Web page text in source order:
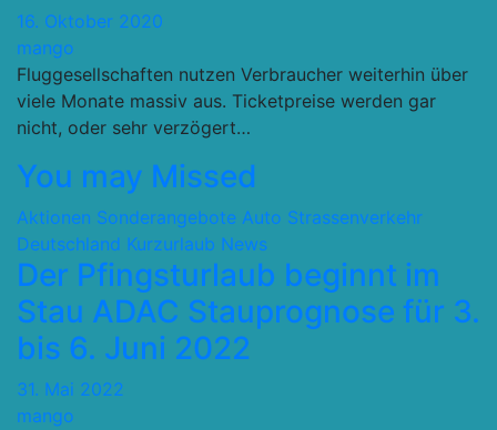
16. Oktober 2020
mango
Fluggesellschaften nutzen Verbraucher weiterhin über
viele Monate massiv aus. Ticketpreise werden gar
nicht, oder sehr verzögert…
You may Missed
Aktionen Sonderangebote Auto Strassenverkehr
Deutschland Kurzurlaub News
Der Pfingsturlaub beginnt im
Stau ADAC Stauprognose für 3.
bis 6. Juni 2022
31. Mai 2022
mango